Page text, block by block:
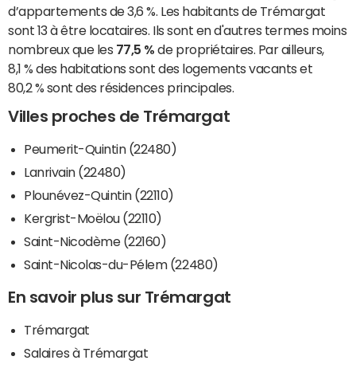
d’appartements de 3,6 %. Les habitants de Trémargat
sont 13 à être locataires. Ils sont en d'autres termes moins
nombreux que les 77,5 % de propriétaires. Par ailleurs,
8,1 % des habitations sont des logements vacants et
80,2 % sont des résidences principales.
Villes proches de Trémargat
Peumerit-Quintin (22480)
Lanrivain (22480)
Plounévez-Quintin (22110)
Kergrist-Moëlou (22110)
Saint-Nicodème (22160)
Saint-Nicolas-du-Pélem (22480)
En savoir plus sur Trémargat
Trémargat
Salaires à Trémargat